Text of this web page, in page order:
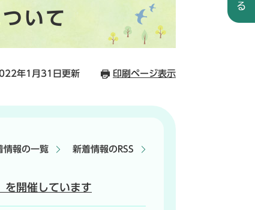
いて
年1月31日更新 印刷ページ表示
を開催しています
情報の一覧 新着情報のRSS